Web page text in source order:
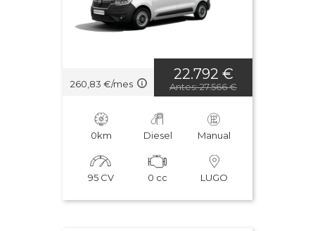
260,83 €/mes
22.792 €
Antes: 27.566 €
0km Diesel Manual
95 CV 0 cc LUGO